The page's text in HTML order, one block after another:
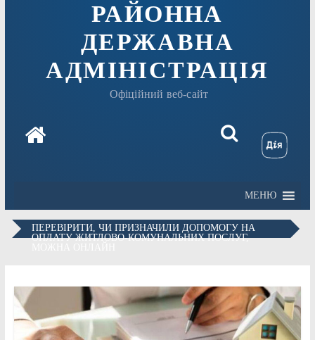
РАЙОННА
ДЕРЖАВНА
АДМІНІСТРАЦІЯ
Офіційний веб-сайт
МЕНЮ
ПЕРЕВІРИТИ, ЧИ ПРИЗНАЧИЛИ ДОПОМОГУ НА
ОПЛАТУ ЖИТЛОВО-КОМУНАЛЬНИХ ПОСЛУГ,